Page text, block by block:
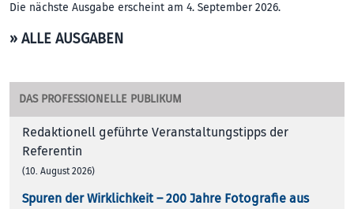
Die nächste Ausgabe erscheint am 4. September 2026.
» ALLE AUSGABEN
DAS PROFESSIONELLE PUBLIKUM
Redaktionell geführte Veranstaltungstipps der
Referentin
(10. August 2026)
Spuren der Wirklichkeit – 200 Jah­re Foto­gra­fie aus